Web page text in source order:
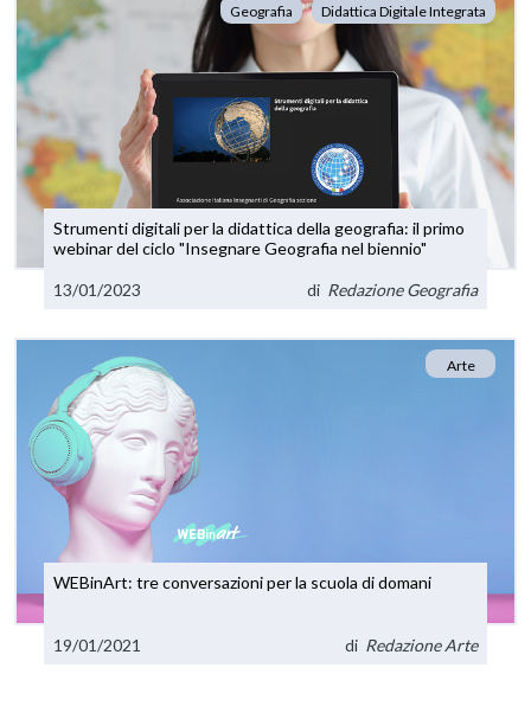
Geografia Didattica Digitale Integrata
Strumenti digitali per la didattica della geografia: il primo
webinar del ciclo "Insegnare Geografia nel biennio"
13/01/2023 di Redazione Geografia
Arte
WEBinArt: tre conversazioni per la scuola di domani
19/01/2021 di Redazione Arte